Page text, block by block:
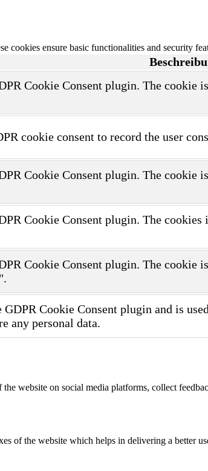
cookies ensure basic functionalities and security
Cookie Consent plugin. The cookie
cookie consent to record the user
Cookie Consent plugin. The cookie
Cookie Consent plugin. The
Cookie Consent plugin. The cookie
Cookie Consent plugin and is
any personal data.
website on social media platforms, collect
of the website which helps in delivering a better